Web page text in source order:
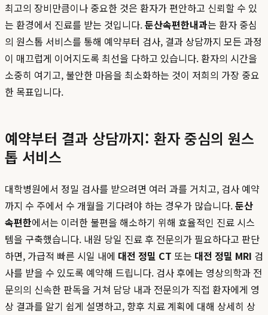
최고의 장비만큼이나 중요한 것은 환자가 편안하고 신뢰할 수 있
는 환경에서 진료를 받는 것입니다.둔산속편한내과는 환자 중심
의 원스톱 서비스를 통해 예약부터 검사, 결과 상담까지 모든 과정
이 매끄럽게 이어지도록 최선을 다하고 있습니다. 환자의 시간을
소중히 여기고, 불안한 마음을 최소화하는 것이 저희의 가장 중요
한 목표입니다.
예약부터 결과 상담까지: 환자 중심의 원스
톱 서비스
대학병원에서 정밀 검사를 받으려면 여러 과를 거치고, 검사 예약
까지 수 주에서 수 개월을 기다려야 하는 경우가 많습니다.둔산
속편한에서는 이러한 불편을 해소하기 위해 효율적인 진료 시스
템을 구축했습니다. 내원 당일 진료 후 전문의가 필요하다고 판단
하면, 가급적 빠른 시일 내에 대전 정밀 CT 또는 대전 정밀 MRI 검
사를 받을 수 있도록 예약해 드립니다. 검사 후에는 영상의학과 전
문의의 신속한 판독을 거쳐 담당 내과 전문의가 직접 환자에게 영
상 결과를 알기 쉽게 설명하고, 향후 치료 계획에 대해 상세히 상